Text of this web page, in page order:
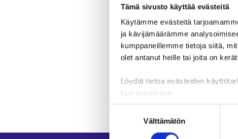
Tämä sivusto käyttää evästeitä
Käytämme evästeitä
ja kävijämäärämme
kumppaneillemme tietoja siitä,
olet antanut heille tai joita on
Löydät tietoa evästeiden
Lue tarkemmin
Evästeet
Tietosuoja ja henkilötietojen
Välttämätön